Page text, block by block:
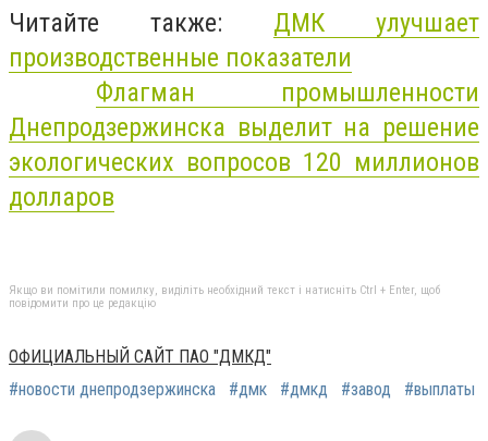
Читайте также: ДМК улучшает
производственные показатели
Флагман промышленности
Днепродзержинска выделит на решение
экологических вопросов 120 миллионов
долларов
Якщо ви помітили помилку, виділіть необхідний текст і натисніть Ctrl + Enter, щоб
повідомити про це редакцію
ОФИЦИАЛЬНЫЙ САЙТ ПАО "ДМКД"
#новости днепродзержинска
#дмк #дмкд #завод #выплаты